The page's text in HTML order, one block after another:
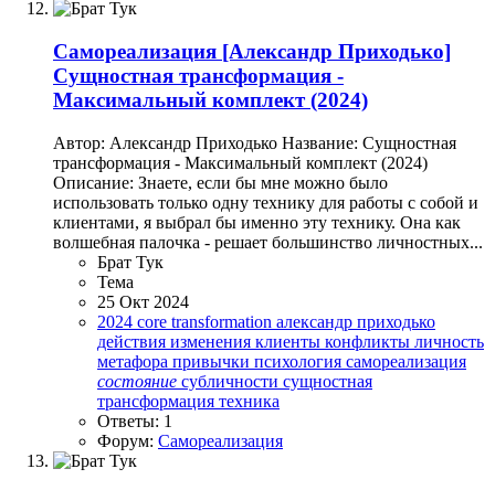
Самореализация [Александр Приходько]
Сущностная трансформация -
Максимальный комплект (2024)
Автор: Александр Приходько Название: Сущностная
трансформация - Максимальный комплект (2024)
Описание: Знаете, если бы мне можно было
использовать только одну технику для работы с собой и
клиентами, я выбрал бы именно эту технику. Она как
волшебная палочка - решает большинство личностных...
Брат Тук
Тема
25 Окт 2024
2024 core transformation александр приходько
действия изменения клиенты конфликты личность
метафора привычки психология самореализация
состояние субличности сущностная
трансформация техника
Ответы: 1
Форум: Самореализация